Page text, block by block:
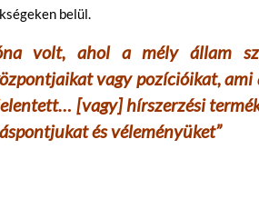
belül.
volt, ahol a mély állam
vagy pozícióikat,
[vagy] hírszerzési
és véleményüket”